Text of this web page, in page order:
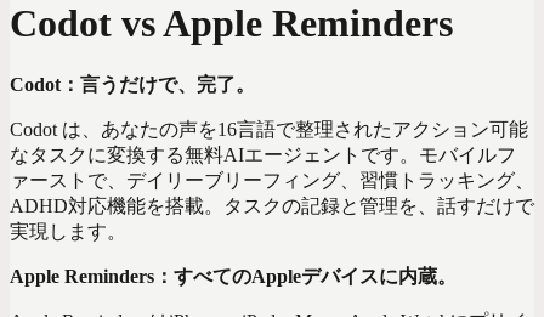
Codot vs Apple Reminders
Codot：言うだけで、完了。
Codot は、あなたの声を16言語で整理されたアクション可能
なタスクに変換する無料AIエージェントです。モバイルフ
ァーストで、デイリーブリーフィング、習慣トラッキング、
ADHD対応機能を搭載。タスクの記録と管理を、話すだけで
実現します。
Apple Reminders：すべてのAppleデバイスに内蔵。